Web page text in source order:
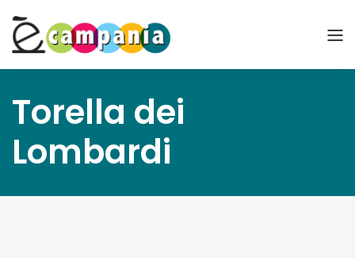
Torella dei
Lombardi